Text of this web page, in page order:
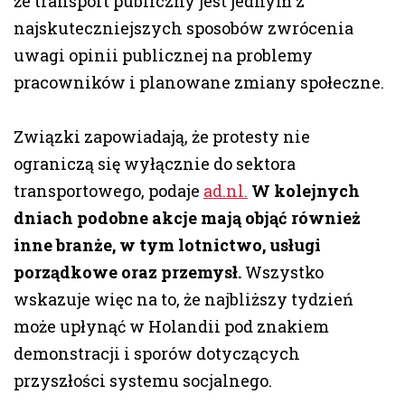
najskuteczniejszych sposobów zwrócenia
uwagi opinii publicznej na problemy
pracowników i planowane zmiany społeczne.
Związki zapowiadają, że protesty nie
ograniczą się wyłącznie do sektora
transportowego, podaje ad.nl. W kolejnych
dniach podobne akcje mają objąć również
inne branże, w tym lotnictwo, usługi
porządkowe oraz przemysł. Wszystko
wskazuje więc na to, że najbliższy tydzień
może upłynąć w Holandii pod znakiem
demonstracji i sporów dotyczących
przyszłości systemu socjalnego.